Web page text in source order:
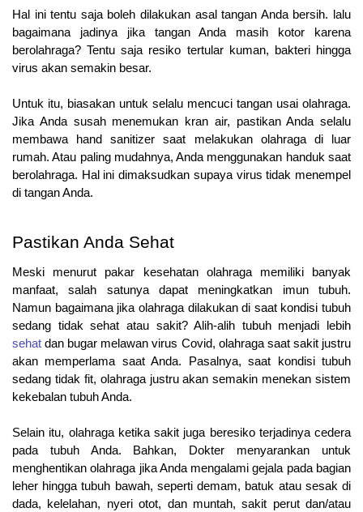
Hal ini tentu saja boleh dilakukan asal tangan Anda bersih. lalu
bagaimana jadinya jika tangan Anda masih kotor karena
berolahraga? Tentu saja resiko tertular kuman, bakteri hingga
virus akan semakin besar.
Untuk itu, biasakan untuk selalu mencuci tangan usai olahraga.
Jika Anda susah menemukan kran air, pastikan Anda selalu
membawa hand sanitizer saat melakukan olahraga di luar
rumah. Atau paling mudahnya, Anda menggunakan handuk saat
berolahraga. Hal ini dimaksudkan supaya virus tidak menempel
di tangan Anda.
Pastikan Anda Sehat
Meski menurut pakar kesehatan olahraga memiliki banyak
manfaat, salah satunya dapat meningkatkan imun tubuh.
Namun bagaimana jika olahraga dilakukan di saat kondisi tubuh
sehat dan bugar melawan virus Covid, olahraga saat sakit justru
akan memperlama saat Anda. Pasalnya, saat kondisi tubuh
sedang tidak fit, olahraga justru akan semakin menekan sistem
kekebalan tubuh Anda.
Selain itu, olahraga ketika sakit juga beresiko terjadinya cedera
pada tubuh Anda. Bahkan, Dokter menyarankan untuk
menghentikan olahraga jika Anda mengalami gejala pada bagian
leher hingga tubuh bawah, seperti demam, batuk atau sesak di
dada, kelelahan, nyeri otot, dan muntah, sakit perut dan/atau